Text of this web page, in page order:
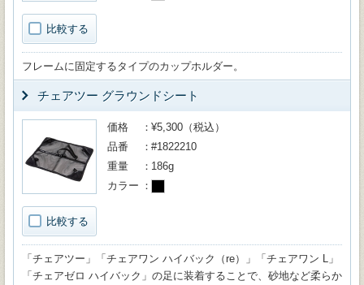
比較する
フレームに固定するタイプのカップホルダー。
チェアツー グラウンドシート
比較する
価格
¥5,300（税込）
品番
#1822210
重量
186g
カラー
「チェアツー」「チェアワン ハイバック（re）」「チェアワン L」
「チェアゼロ ハイバック」の足に装着することで、砂地など柔らか